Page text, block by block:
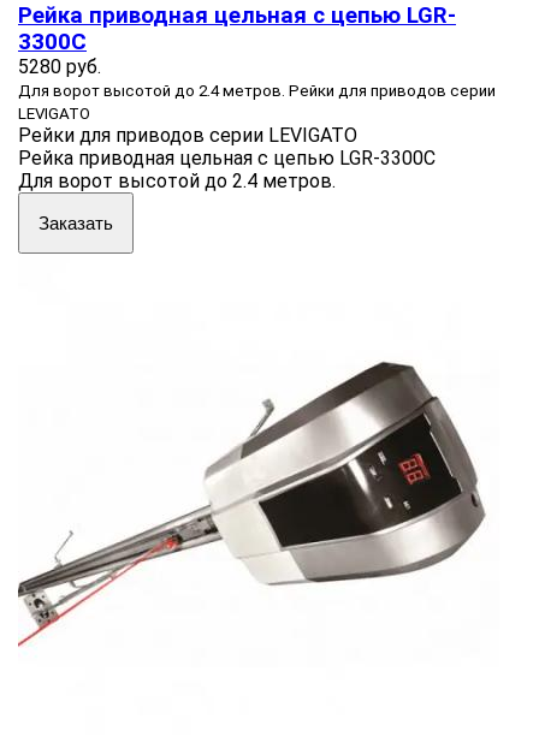
Рейка приводная цельная с цепью LGR-
3300C
5280 руб.
Для ворот высотой до 2.4 метров. Рейки для приводов серии
LEVIGATO
Рейки для приводов серии LEVIGATO
Рейка приводная цельная с цепью LGR-3300C
Для ворот высотой до 2.4 метров.
Заказать